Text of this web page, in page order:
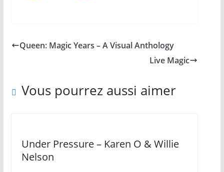
Queen: Magic Years – A Visual Anthology
Live Magic
Vous pourrez aussi aimer
Under Pressure – Karen O & Willie
Nelson